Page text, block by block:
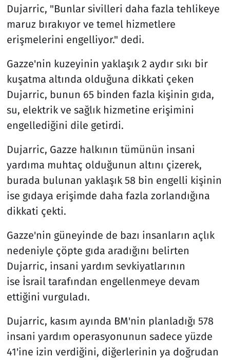
Dujarric, "Bunlar sivilleri daha fazla tehlikeye
maruz bırakıyor ve temel hizmetlere
erişmelerini engelliyor." dedi.
Gazze'nin kuzeyinin yaklaşık 2 aydır sıkı bir
kuşatma altında olduğuna dikkati çeken
Dujarric, bunun 65 binden fazla kişinin gıda,
su, elektrik ve sağlık hizmetine erişimini
engellediğini dile getirdi.
Dujarric, Gazze halkının tümünün insani
yardıma muhtaç olduğunun altını çizerek,
burada bulunan yaklaşık 58 bin engelli kişinin
ise gıdaya erişimde daha fazla zorlandığına
dikkati çekti.
Gazze'nin güneyinde de bazı insanların açlık
nedeniyle çöpte gıda aradığını belirten
Dujarric, insani yardım sevkiyatlarının
ise İsrail tarafından engellenmeye devam
ettiğini vurguladı.
Dujarric, kasım ayında BM'nin planladığı 578
insani yardım operasyonunun sadece yüzde
41'ine izin verdiğini, diğerlerinin ya doğrudan